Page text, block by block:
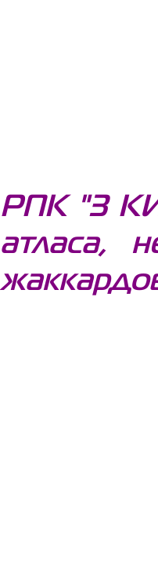
РПК "3
атласа,